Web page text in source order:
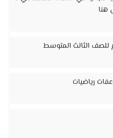
للصف الثالث المتوسط
رياضيات